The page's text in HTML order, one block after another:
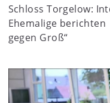
Schloss Torgelow:
Ehemalige berichten
gegen Groß“